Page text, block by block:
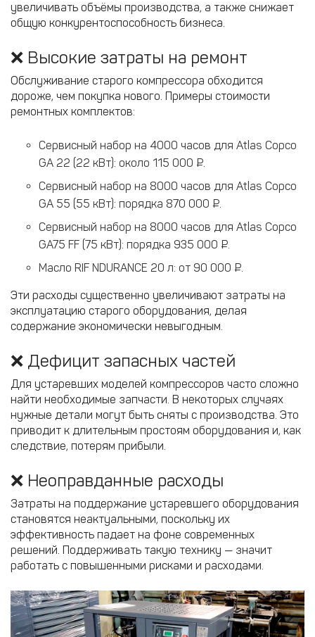
увеличивать объёмы производства, а также снижает
общую конкурентоспособность бизнеса.
❌ Высокие затраты на ремонт
Обслуживание старого компрессора обходится
дороже, чем покупка нового. Примеры стоимости
ремонтных комплектов:
Сервисный набор на 4000 часов для Atlas Copco
GA 22 (22 кВт): около 115 000 ₽.
Сервисный набор на 8000 часов для Atlas Copco
GA 55 (55 кВт): порядка 870 000 ₽.
Сервисный набор на 8000 часов для Atlas Copco
GA75 FF (75 кВт): порядка 935 000 ₽.
Масло RIF NDURANCE 20 л: от 90 000 ₽.
Эти расходы существенно увеличивают затраты на
эксплуатацию старого оборудования, делая
содержание экономически невыгодным.
❌ Дефицит запасных частей
Для устаревших моделей компрессоров часто сложно
найти необходимые запчасти. В некоторых случаях
нужные детали могут быть сняты с производства. Это
приводит к длительным простоям оборудования и, как
следствие, потерям прибыли.
❌ Неоправданные расходы
Затраты на поддержание устаревшего оборудования
становятся неактуальными, поскольку их
эффективность падает на фоне современных
решений. Поддерживать такую технику — значит
работать с повышенными рисками и расходами.